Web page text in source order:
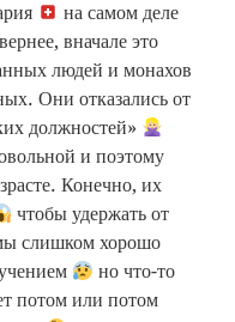
на самом деле
вначале это
людей и монахов
Они отказались от
должностей»
и поэтому
Конечно, их
чтобы удержать от
слишком хорошо
но что-то
потом или потом